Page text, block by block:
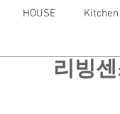
HOUSE Kitchen
리빙